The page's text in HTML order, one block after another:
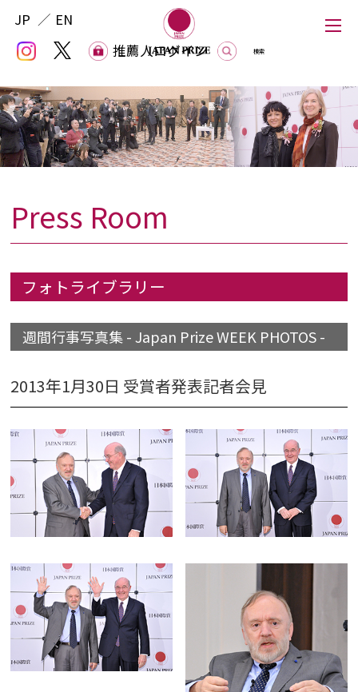
JP
EN
推薦人ログイン
推薦人ログイン
Japan Prize
Laureates
ビデオ
イベント
Press
Press Room
フォトライブラリー
週間行事写真集 - Japan Prize WEEK PHOTOS -
2013年1月30日 受賞者発表記者会見